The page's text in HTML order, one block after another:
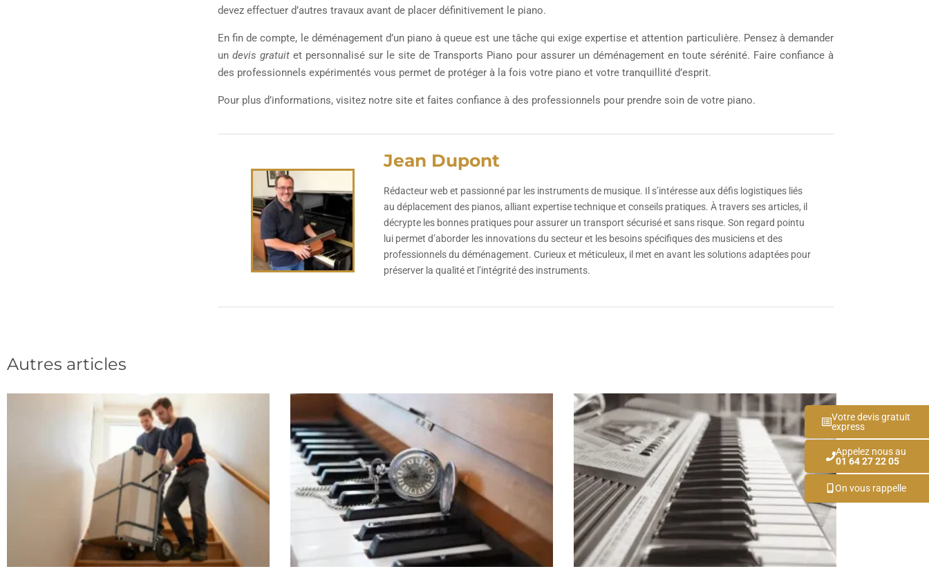
devez effectuer d’autres travaux avant de placer définitivement le piano.
En fin de compte, le déménagement d’un piano à queue est une tâche qui exige expertise et attention particulière. Pensez à demander
un devis gratuit et personnalisé sur le site de Transports Piano pour assurer un déménagement en toute sérénité. Faire confiance à
des professionnels expérimentés vous permet de protéger à la fois votre piano et votre tranquillité d’esprit.
Pour plus d’informations, visitez notre site et faites confiance à des professionnels pour prendre soin de votre piano.
Jean Dupont
Rédacteur web et passionné par les instruments de musique. Il s’intéresse aux défis logistiques liés
au déplacement des pianos, alliant expertise technique et conseils pratiques. À travers ses articles, il
décrypte les bonnes pratiques pour assurer un transport sécurisé et sans risque. Son regard pointu
lui permet d’aborder les innovations du secteur et les besoins spécifiques des musiciens et des
professionnels du déménagement. Curieux et méticuleux, il met en avant les solutions adaptées pour
préserver la qualité et l’intégrité des instruments.
Autres articles
Votre devis gratuit
express
Appelez nous au
01 64 27 22 05
On vous rappelle